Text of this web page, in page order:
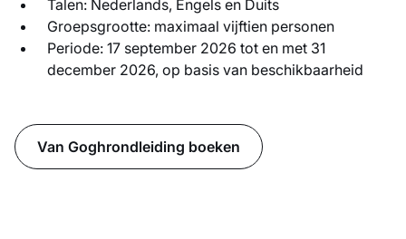
Talen: Nederlands, Engels en Duits
Groepsgrootte: maximaal vijftien personen
Periode: 17 september 2026 tot en met 31
december 2026, op basis van beschikbaarheid
Van Goghrondleiding boeken